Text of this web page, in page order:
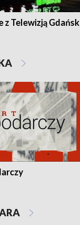
z Telewizją Gdańsk